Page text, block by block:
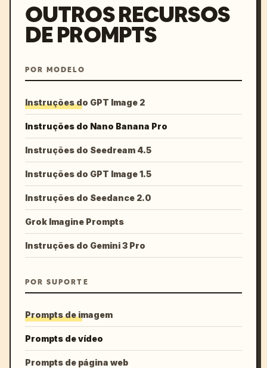
OUTROS RECURSOS
DE PROMPTS
POR MODELO
Instruções do GPT Image 2
Instruções do Nano Banana Pro
Instruções do Seedream 4.5
Instruções do GPT Image 1.5
Instruções do Seedance 2.0
Grok Imagine Prompts
Instruções do Gemini 3 Pro
POR SUPORTE
Prompts de imagem
Prompts de vídeo
Prompts de página web